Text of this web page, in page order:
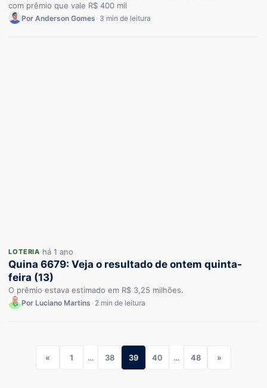
com prêmio que vale R$ 400 mil
Por Anderson Gomes 3 min de leitura
LOTERIA há 1 ano
Quina 6679: Veja o resultado de ontem quinta-
feira (13)
O prêmio estava estimado em R$ 3,25 milhões.
Por Luciano Martins 2 min de leitura
« 1 … 38 39 40 … 48 »